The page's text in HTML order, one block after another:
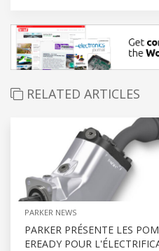
RELATED ARTICLES
PARKER NEWS
PARKER PRÉSENTE LES
EREADY POUR